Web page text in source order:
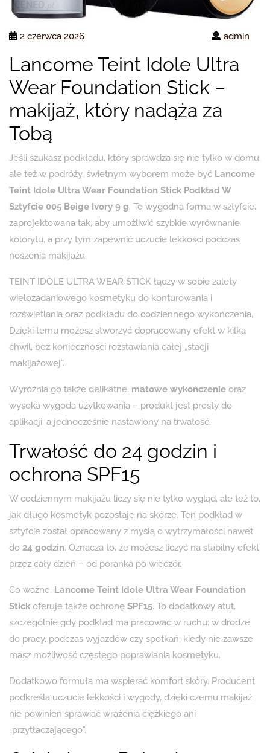
2 czerwca 2026 admin
Lancome Teint Idole Ultra
Wear Foundation Stick –
makijaż, który nadąża za
Tobą
Jeśli szukasz podkładu, który sprawdza się nie tylko w domu,
ale też w podróży, świetnym wyborem może być Lancome
Teint Idole Ultra Wear Foundation Stick Podkład W
Sztyfcie 005 Beige Ivory 9 g. To wygodna forma w sztyfcie,
zaprojektowana tak, aby umożliwić szybkie wyrównanie
kolorytu, a przy tym zapewnić uczucie lekkości podczas
noszenia makijażu.
TEINT IDOLE ULTRA WEAR STICK łączy w sobie zalety
wielozadaniowego kosmetyku do konturowania i
rozświetlania oraz podkładu do codziennego wykończenia.
Dzięki temu możesz stworzyć dopracowany efekt w kilka
chwil, bez konieczności rozstawiania całej „stacji
makijażowej”.
Wyróżnia go także delikatne, matowe wykończenie oraz
wysoka wygoda użytkowania – produkt jest prosty do
aplikacji, a jednocześnie nastawiony na trwałość.
Trwałość do 24 godzin i
ochrona SPF15
W codziennym makijażu liczy się nie tylko wygląd, ale też to,
jak długo kosmetyk pozostaje na skórze. Ten podkład w
sztyfcie został opracowany z myślą o wytrzymałości nawet
do 24 godzin. Oznacza to, że możesz liczyć na stabilny efekt
przez cały dzień – od poranka po wieczór.
Co ważne, Lancome Teint Idole Ultra Wear Foundation
Stick oferuje także ochronę SPF15. To dodatkowy atut,
szczególnie gdy podkład ma pracować w ruchu: w drodze
do pracy, podczas wyjazdów czy spotkań, kiedy nie zawsze
masz możliwość częstego poprawiania kosmetyku.
Dodatkowo formuła ma wspierać komfort skóry. Producent
podkreśla uczucie lekkości i wygody, dzięki czemu makijaż
nie powinien sprawiać wrażenia ciężkiego ani
„przytłaczającego”.